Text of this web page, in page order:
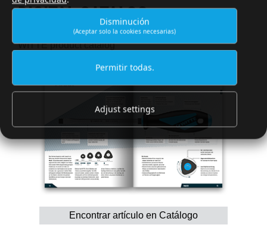
Encontrar artículo en Catálogo
DIGITAL CATALOG
WITTE product catalog
Disminución
(Aceptar solo la cookies necesarias)
Permitir todas.
Adjust settings